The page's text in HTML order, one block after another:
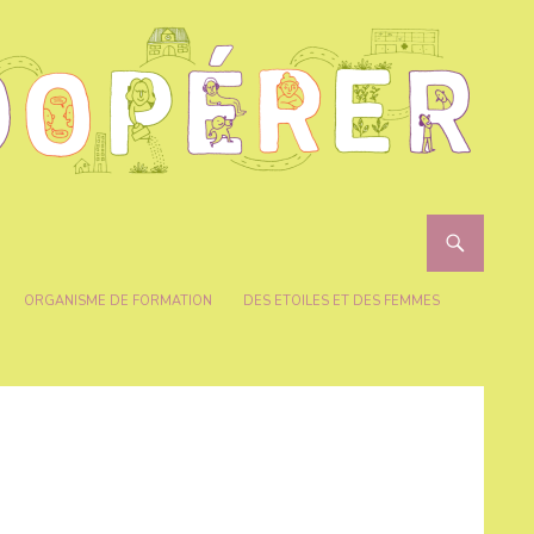
ORGANISME DE FORMATION DES ETOILES ET DES FEMMES